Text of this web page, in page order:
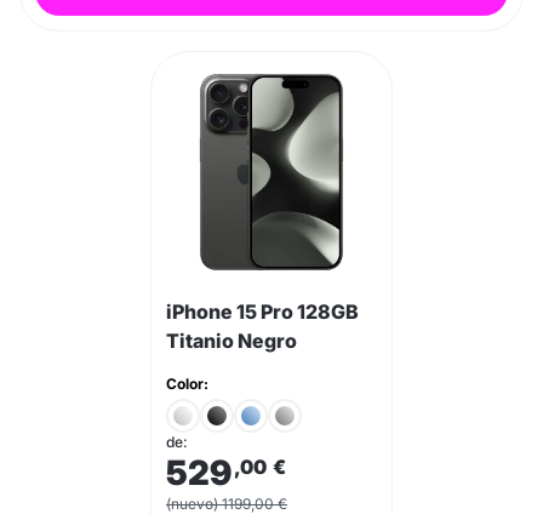
iPhone 15 Pro 128GB
Titanio Negro
Color:
de:
529,00 €
(nuevo) 1199,00 €